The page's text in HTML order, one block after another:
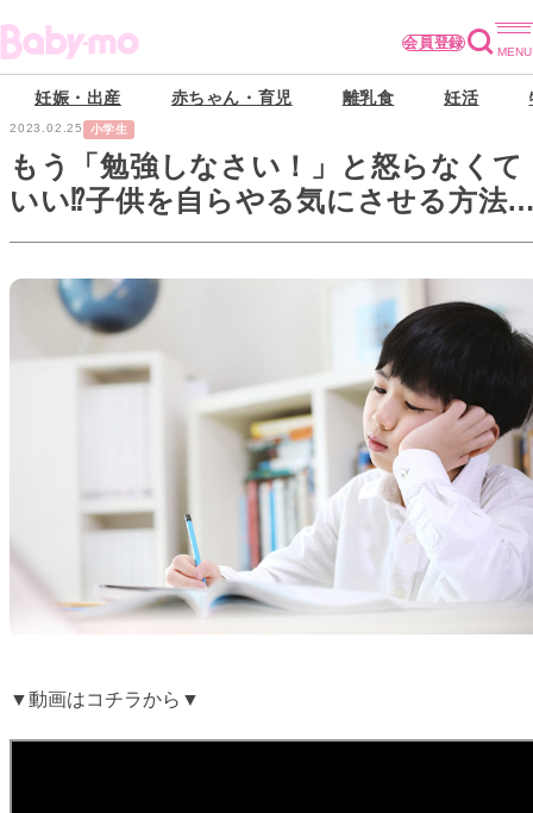
会員登録
妊娠・出産 赤ちゃん・育児 離乳食 妊活
2023.02.25 小学生
もう「勉強しなさい！」と怒らなくて
いい⁉子供を自らやる気にさせる方法
は？【動画あり／前編】
▼動画はコチラから▼